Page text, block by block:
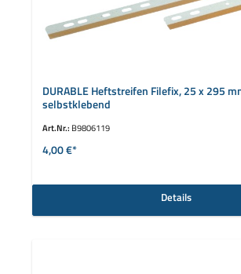
DURABLE Heftstreifen Filefix, 25 x 295
selbstklebend
Art.Nr.: B9806119
4,00 €*
Details